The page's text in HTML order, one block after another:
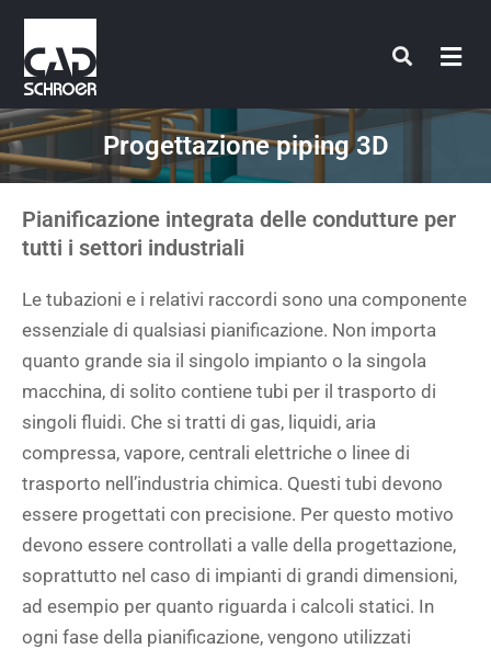
Vai
contenuto
Progettazione piping 3D
Pianificazione integrata delle condutture per
tutti i settori industriali
Le tubazioni e i relativi raccordi sono una componente
essenziale di qualsiasi pianificazione. Non importa
quanto grande sia il singolo impianto o la singola
macchina, di solito contiene tubi per il trasporto di
singoli fluidi. Che si tratti di gas, liquidi, aria
compressa, vapore, centrali elettriche o linee di
trasporto nell’industria chimica. Questi tubi devono
essere progettati con precisione. Per questo motivo
devono essere controllati a valle della progettazione,
soprattutto nel caso di impianti di grandi dimensioni,
ad esempio per quanto riguarda i calcoli statici. In
ogni fase della pianificazione, vengono utilizzati